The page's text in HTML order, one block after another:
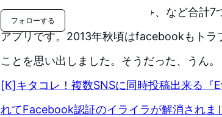
フォローする
Facebook、Twitter、Google+、など合計7
アプリです。2013年秋頃はfacebookもトラ
ことを思い出しました。そうだった、うん。
[K]キタコレ！複数SNSに同時投稿出来る『
れてFacebook認証のイライラが解消され